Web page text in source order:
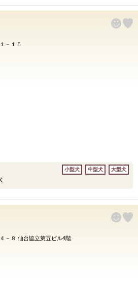
－１５
小型犬 中型犬 大型犬
－８ 仙台協立第五ビル4階